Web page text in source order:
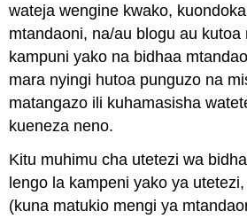
wateja wengine kwako,
mtandaoni, na/au blogu au kutoa
kampuni yako na bidhaa
mara nyingi hutoa punguzo na
matangazo ili kuhamasisha
kueneza neno.
Kitu muhimu cha utetezi wa
lengo la kampeni yako ya
(kuna matukio mengi ya